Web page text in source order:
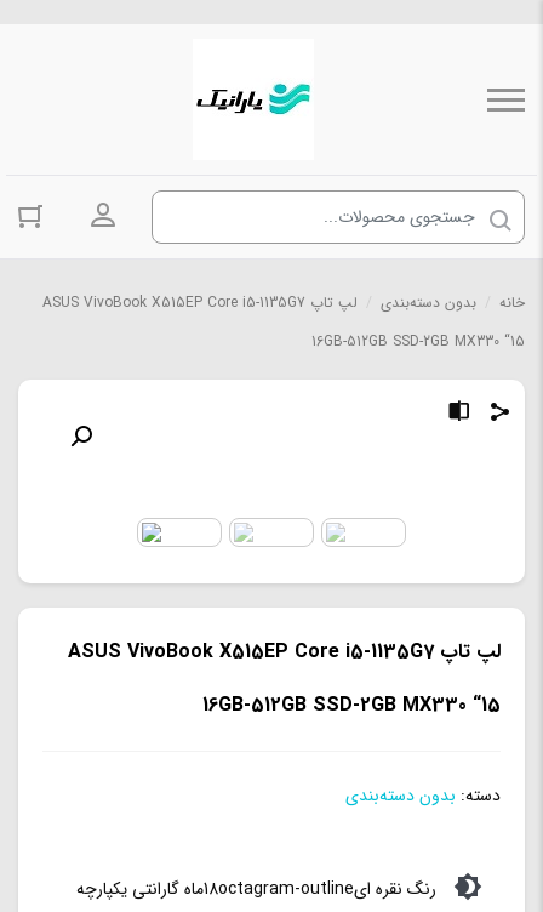
ورود به
خانه بدون دسته‌بندی
لپ تاپ ASUS VivoBook X515EP Core i5-1135G7
16GB-512GB SSD-2GB MX330 “15
لپ تاپ ASUS VivoBook X515EP Core i5-1135G7
16GB-512GB SSD-2GB MX330 “15
دسته: بدون دسته‌بندی
رنگ نقره ای18octagram-outlineماه گارانتی یکپارچه